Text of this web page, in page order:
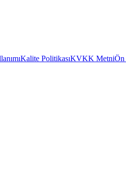
Kalite PolitikasıKVKK MetniÖn